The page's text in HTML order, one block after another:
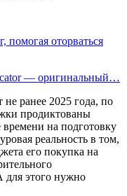
помогая оторваться
— оригинальный…
ранее 2025 года, по
продиктованы
на подготовку
реальность в том,
его покупка на
для этого нужно